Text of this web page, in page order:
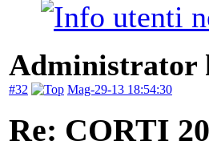
Administrator
#32 Mag-29-13 18:54:30
Re: CORTI